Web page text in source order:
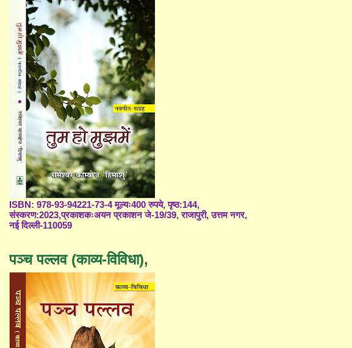
ISBN: 978-93-94221-73-4 मूल्यः400 रुपये, पृष्ठ:144,
संस्करण:2023,प्रकाशकःअयन प्रकाशन जे-19/39, राजापुरी, उत्तम नगर,
नई दिल्ली-110059
पञ्च पल्लव (काव्य-विविधा),